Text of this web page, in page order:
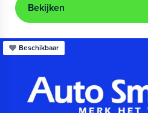
Bekijken
Beschikbaar